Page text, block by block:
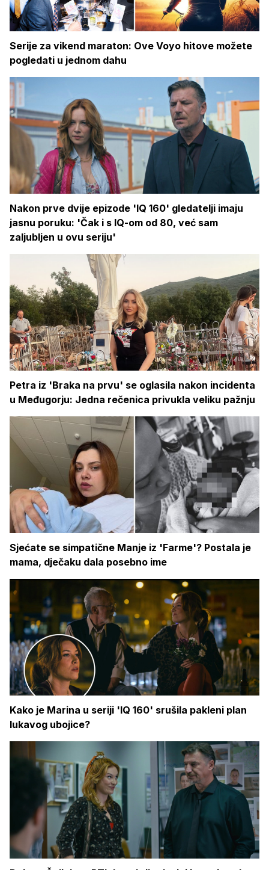
Serije za vikend maraton: Ove Voyo hitove možete
pogledati u jednom dahu
Nakon prve dvije epizode 'IQ 160' gledatelji imaju
jasnu poruku: 'Čak i s IQ-om od 80, već sam
zaljubljen u ovu seriju'
Petra iz 'Braka na prvu' se oglasila nakon incidenta
u Međugorju: Jedna rečenica privukla veliku pažnju
Sjećate se simpatične Manje iz 'Farme'? Postala je
mama, dječaku dala posebno ime
Kako je Marina u seriji 'IQ 160' srušila pakleni plan
lukavog ubojice?